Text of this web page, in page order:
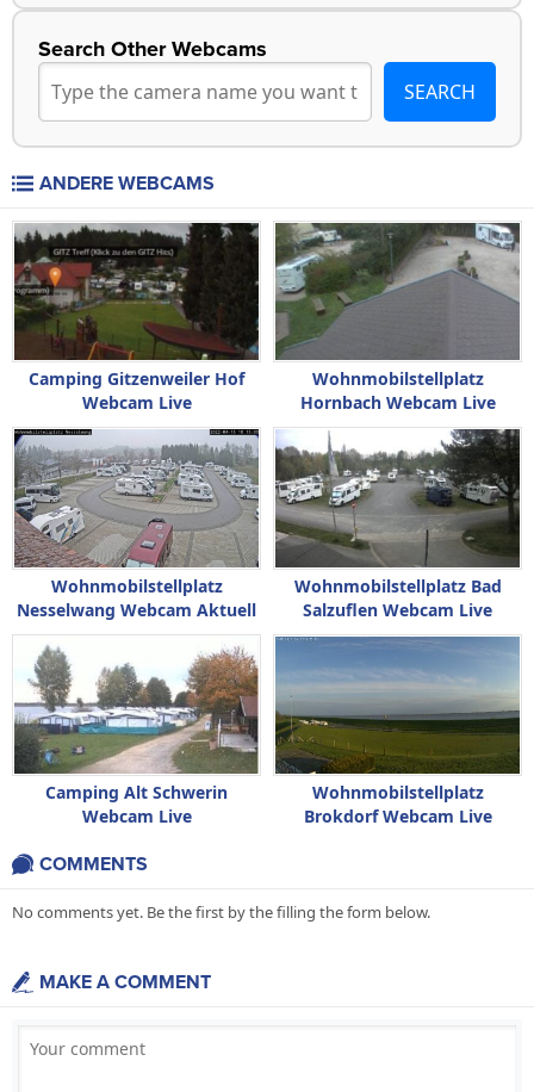
Search Other Webcams
ANDERE WEBCAMS
Camping Gitzenweiler Hof
Webcam Live
Wohnmobilstellplatz
Hornbach Webcam Live
Wohnmobilstellplatz
Nesselwang Webcam Aktuell
Live
Wohnmobilstellplatz Bad
Salzuflen Webcam Live
Camping Alt Schwerin
Webcam Live
Wohnmobilstellplatz
Brokdorf Webcam Live
COMMENTS
No comments yet. Be the first by the filling the form below.
MAKE A COMMENT